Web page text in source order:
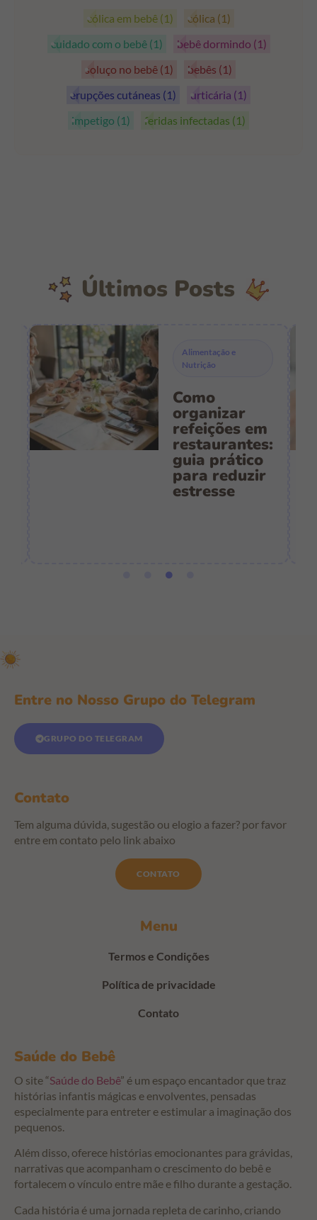
cólica em bebê (1) cólica (1)
cuidado com o bebê (1) bebê dormindo (1)
soluço no bebê (1) bebês (1)
erupções cutáneas (1) urticária (1)
impetigo (1) feridas infectadas (1)
Últimos Posts
Alimentação e
Nutrição
Como
organizar
refeições em
restaurantes:
guia prático
para reduzir
estresse
Saúde do Bebê
O site “Saúde do Bebê” é um espaço encantador que traz
histórias infantis mágicas e envolventes, pensadas
especialmente para entreter e estimular a imaginação dos
pequenos.
Além disso, oferece histórias emocionantes para grávidas,
narrativas que acompanham o crescimento do bebê e
fortalecem o vínculo entre mãe e filho durante a gestação.
Cada história é uma jornada repleta de carinho, criando
Menu
Termos e Condições
Política de privacidade
Contato
Entre no Nosso Grupo do Telegram
GRUPO DO TELEGRAM
Contato
Tem alguma dúvida, sugestão ou elogio a fazer? por favor
entre em contato pelo link abaixo
CONTATO